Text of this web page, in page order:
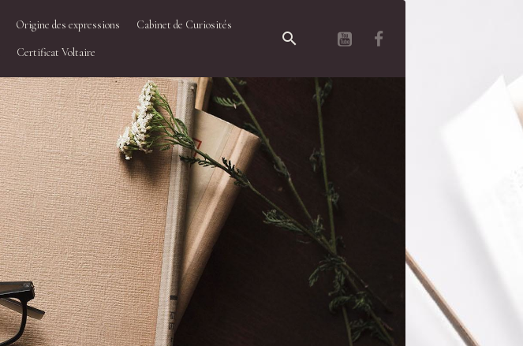
Origine des expressions Cabinet de Curiosités
Certificat Voltaire